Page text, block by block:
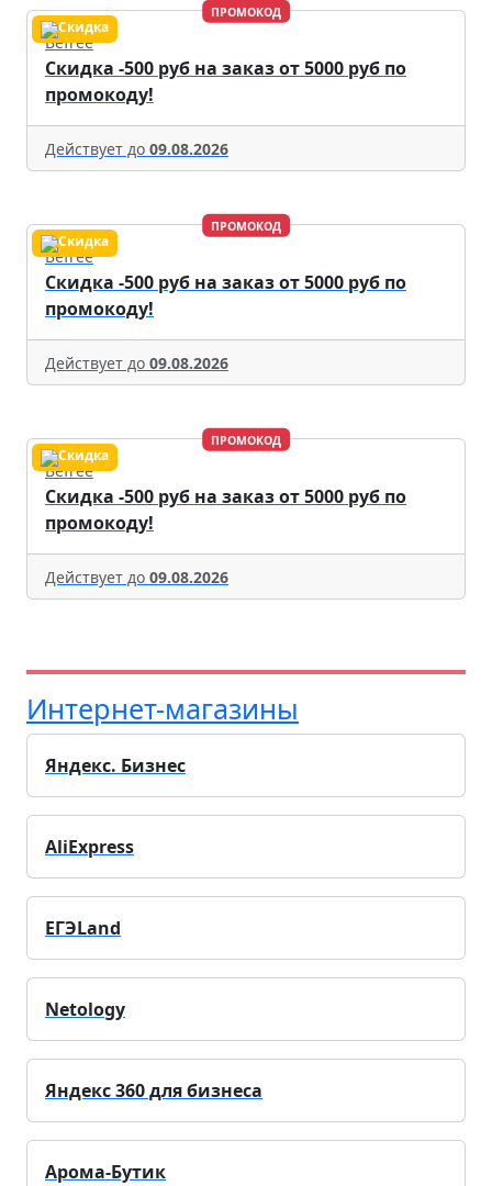
ПРОМОКОД
Befree
Скидка -500 руб на заказ от 5000 руб по
промокоду!
Действует до 09.08.2026
ПРОМОКОД
Befree
Скидка -500 руб на заказ от 5000 руб по
промокоду!
Действует до 09.08.2026
ПРОМОКОД
Befree
Скидка -500 руб на заказ от 5000 руб по
промокоду!
Действует до 09.08.2026
Интернет-магазины
Яндекс. Бизнес
AliExpress
ЕГЭLand
Netology
Яндекс 360 для бизнеса
Арома-Бутик